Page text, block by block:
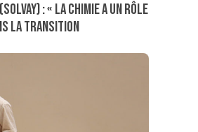
: « La chimie a un rôle
la transition